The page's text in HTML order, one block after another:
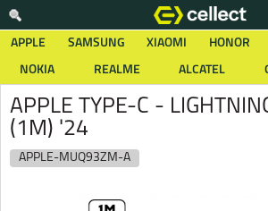
APPLE SAMSUNG XIAOMI HONOR
NOKIA
REALME ALCATEL
APPLE TYPE-C -
(1M) '24
APPLE-MUQ93ZM-A